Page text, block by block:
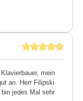
mein
an. Herr Filipski
jedes Mal sehr